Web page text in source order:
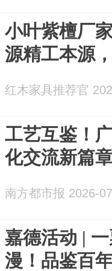
小叶紫檀厂
源精工本源
红木家具推荐官
工艺互鉴！
化交流新篇
南方都市报 2026-
嘉德活动 |
漫！品鉴百